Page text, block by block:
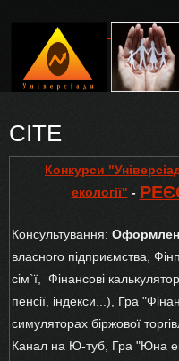
CITE
Конкурси
екології" -
Консультування:
власного підприємства,
сім`ї, Фінансові
пенсії, індекси...), Гра
симуляторах біржової
Канал на Ю-туб, Гра "Юна